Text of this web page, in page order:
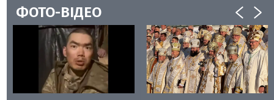
ФОТО-ВІДЕО